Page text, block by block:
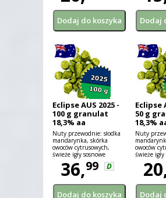
Eclipse AUS 2025 -
100 g granulat
18,3% aa
Nuty przewodnie: słodka
mandarynka, skórka
owoców cytrusowych,
świeże igły sosnowe
36,99 D
Eclipse
50 g
18,3%
Nuty
owoców
świeże igły